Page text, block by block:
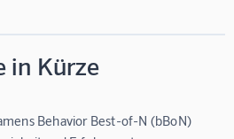
in Kürze
Behavior Best-of-N (bBoN)